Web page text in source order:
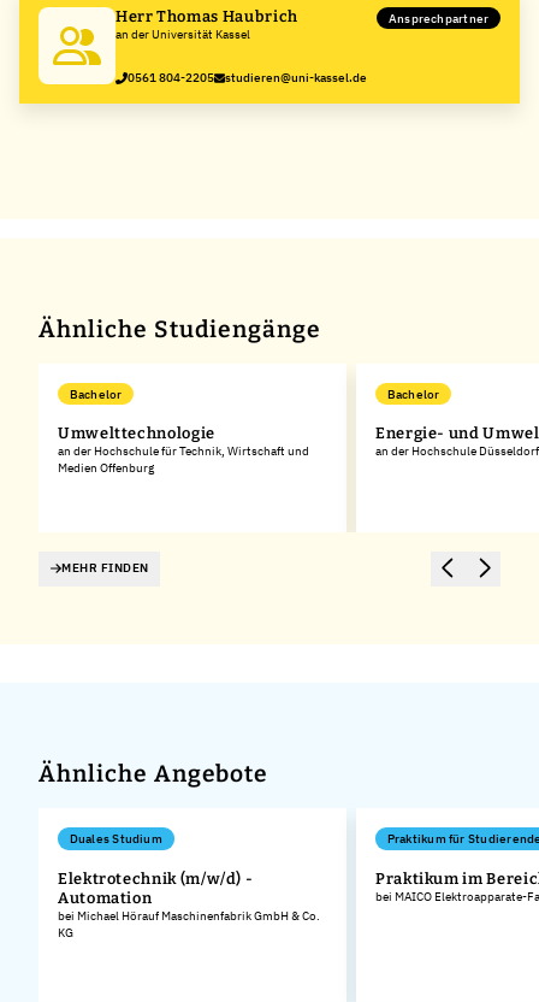
Herr Thomas Haubrich
an der Universität Kassel
Ansprechpartner
0561 804-2205 studieren@uni-kassel.de
Ähnliche Studiengänge
Bachelor
Umwelttechnologie
an der Hochschule für Technik, Wirtschaft und
Medien Offenburg
Bachelor
Energie- und
an der Hochschule Düsseldorf
MEHR FINDEN
Ähnliche Angebote
Duales Studium
Elektrotechnik (m/w/d) -
Automation
bei Michael Hörauf Maschinenfabrik GmbH & Co.
KG
Praktikum für
Praktikum im
bei MAICO Elektroapparate-